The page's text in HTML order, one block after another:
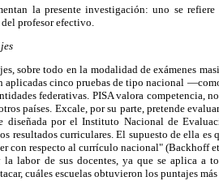
la presente investigación: uno se
profesor efectivo.
sobre todo en la modalidad de exámenes
aplicadas cinco pruebas de tipo nacional
federativas. PISA valora competencia,
países. Excale, por su parte, pretende
diseñada por el Instituto Nacional de
resultados curriculares. El supuesto de ella
con respecto al currículo nacional" (Backhoff
labor de sus docentes, ya que se aplica a
cuáles escuelas obtuvieron los puntajes